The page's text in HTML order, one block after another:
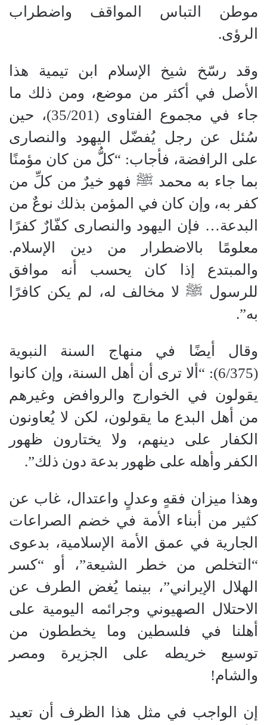
موطن التباس المواقف واضطراب
الرؤى.
وقد رسّخ شيخ الإسلام ابن تيمية هذا
الأصل في أكثر من موضع، ومن ذلك ما
جاء في مجموع الفتاوى (35/201)، حين
سُئل عن رجل يُفضّل اليهود والنصارى
على الرافضة، فأجاب: “كلُّ من كان مؤمنًا
بما جاء به محمد ﷺ فهو خيرٌ من كلِّ من
كفر به، وإن كان في المؤمن بذلك نوعٌ من
البدعة… فإن اليهود والنصارى كفّارٌ كفرًا
معلومًا بالاضطرار من دين الإسلام.
والمبتدع إذا كان يحسب أنه موافق
للرسول ﷺ لا مخالف له، لم يكن كافرًا
به”.
وقال أيضًا في منهاج السنة النبوية
(6/375): “ألا ترى أن أهل السنة، وإن كانوا
يقولون في الخوارج والروافض وغيرهم
من أهل البدع ما يقولون، لكن لا يُعاونون
الكفار على دينهم، ولا يختارون ظهور
الكفر وأهله على ظهور بدعة دون ذلك”.
وهذا ميزان فقهٍ وعدلٍ واعتدال، غاب عن
كثير من أبناء الأمة في خضم الصراعات
الجارية في عمق الأمة الإسلامية، بدعوى
“التخلص من خطر الشيعة”، أو “كسر
الهلال الإيراني”، بينما يُغض الطرف عن
الاحتلال الصهيوني وجرائمه اليومية على
أهلنا في فلسطين وما يخططون من
توسيع خريطه على الجزيرة ومصر
والشام!
إن الواجب في مثل هذا الظرف أن تعيد